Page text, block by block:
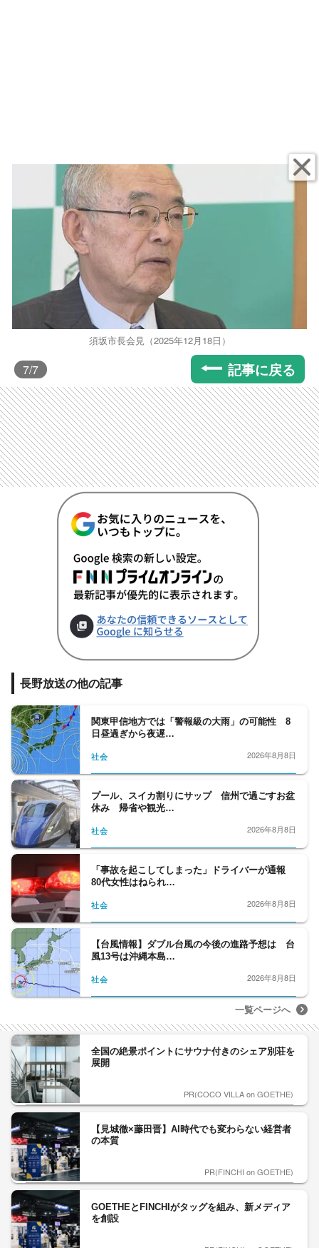
須坂市長会見（2025年12月18日）
7/7 記事に戻る
長野放送の他の記事
関東甲信地方では「警報級の大雨」の可能性 8
日昼過ぎから夜遅…
社会 2026年8月8日
プール、スイカ割りにサップ 信州で過ごすお盆
休み 帰省や観光…
社会 2026年8月8日
「事故を起こしてしまった」ドライバーが通報
80代女性はねられ…
社会 2026年8月8日
【台風情報】ダブル台風の今後の進路予想は 台
風13号は沖縄本島…
社会 2026年8月8日
一覧ページへ
全国の絶景ポイントにサウナ付きのシェア別荘を
展開
PR(COCO VILLA on GOETHE)
【見城徹×藤田晋】AI時代でも変わらない経営者
の本質
PR(FINCHI on GOETHE)
GOETHEとFINCHIがタッグを組み、新メディア
を創設